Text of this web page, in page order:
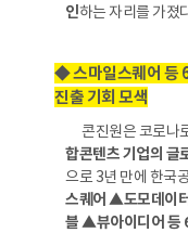
인하는 자리를 가졌
◆ 스마일스퀘어 등
진출 기회 모색
콘진원은 코로나
합콘텐츠 기업의 글
으로 3년 만에 한국
스퀘어 ▲도모데이
블 ▲뷰아이디어 등